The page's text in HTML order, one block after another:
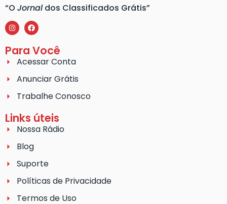
“O Jornaldos Classificados Grátis”
Para Você
Acessar Conta
Anunciar Grátis
Trabalhe Conosco
Links úteis
Nossa Rádio
Blog
Suporte
Políticas de Privacidade
Termos de Uso